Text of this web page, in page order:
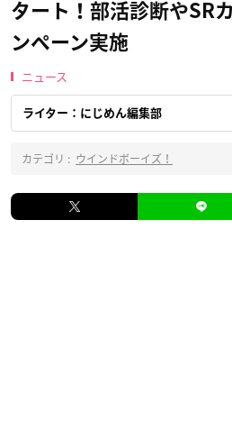
タート！部活診断やSR
ンペーン実施
ニュース
ライター：にじめん編集部
カテゴリ : ウインドボーイズ！